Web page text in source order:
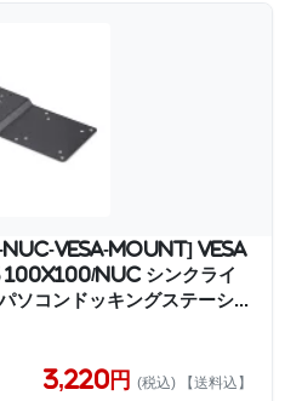
VESA-MOUNT] VESA
100x100/NUC シンクライ
ソコンドッキングステーシ...
3,220円 (税込) 【送料込】